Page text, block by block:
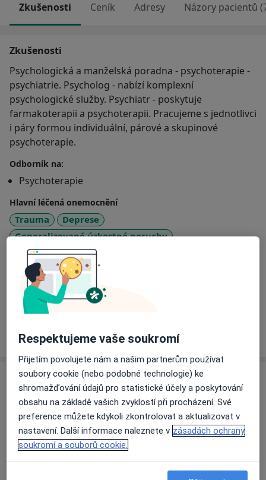
Zkušenosti Ceník Adresy Názory pacientů
Zkušenosti
Psychologická a manželská poradna - psychoterapie -
psychiatrie. Psycholog - nabízí komplexní
psychologické služby. Psychiatr - poskytuje
farmakoterapii a psychoterapii. Pracujeme s jednotlivci
i páry formou individuální, párové a skupinové
psychoterapie.
Odborník na:
Psychoterapie
Hlavní léčená onemocnění
Trauma
Deprese
Generalizované úzkostné poruchy
Emoční poruchy
Pacienti, které ošetřuji
Dospělí
o zkušenostech
Služby a ceník služeb
Partnerská psychoterapie
Detaily
Psychoterapie
Respektujeme vaše soukromí
Přijetím povolujete nám a našim partnerům používat
soubory cookie (nebo podobné technologie) ke
shromažďování údajů pro statistické účely a poskytování
obsahu na základě vašich zvyklostí při procházení. Své
preference můžete kdykoli zkontrolovat a aktualizovat v
nastavení. Další informace naleznete v zásadách ochrany
soukromí a souborů cookie.